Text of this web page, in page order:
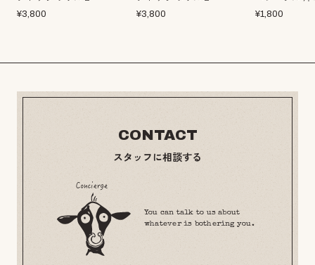
¥3,800
¥3,800
¥1,800
CONTACT
スタッフに相談する
You can talk to us about
whatever is bothering you.